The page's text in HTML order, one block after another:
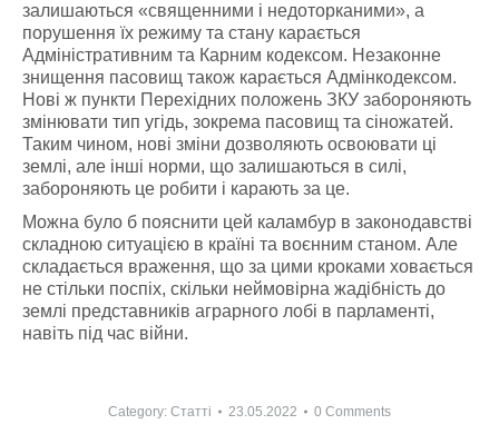
залишаються «священними і недоторканими», а
порушення їх режиму та стану карається
Адміністративним та Карним кодексом. Незаконне
знищення пасовищ також карається Адмінкодексом.
Нові ж пункти Перехідних положень ЗКУ забороняють
змінювати тип угідь, зокрема пасовищ та сіножатей.
Таким чином, нові зміни дозволяють освоювати ці
землі, але інші норми, що залишаються в силі,
забороняють це робити і карають за це.
Можна було б пояснити цей каламбур в законодавстві
складною ситуацією в країні та воєнним станом. Але
складається враження, що за цими кроками ховається
не стільки поспіх, скільки неймовірна жадібність до
землі представників аграрного лобі в парламенті,
навіть під час війни.
Category: Статті 23.05.2022 0 Comments